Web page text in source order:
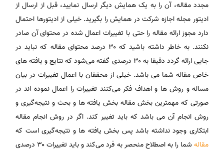
مجدد مقاله، آن را به یک همایش دیگر ارسال نمایید، قبل از ارسال از
ادیتور مجله اجازه شرکت در همایش را بگیرید. خیلی از ادیتورها احتمال
دارد مجوز ارائه مقاله را حتی با تغییرات اعمال شده در محتوای آن صادر
نکنند. به خاطر داشته باشید که ۳۰ درصد محتوای مقاله که نباید در
جایی ارائه گردد دقیقا به ۳۰ درصدی گفته می‌شود که نتایج و یافته‌ های
خاص مقاله شما می باشد. خیلی از محققان با اعمال تغییرات در بیان
مساله و روش ها و اهداف فکر می‌کنند تغییرات را اعمال نموده اند در
صورتی که مهمترین بخش مقاله بخش یافته ‌ها و بحث و نتیجه‌گیری و
روش انجام آن می باشد که باید تغییر کند. اگر در روش انجام مقاله
ابتکاری وجود نداشته باشد پس بخش یافته‌ ها و نتیجه‌گیری است که
مقاله
شما را به اصطلاح منحصر به فرد می‌‌کند و ‌باید تغییرات ۳۰ درصدی